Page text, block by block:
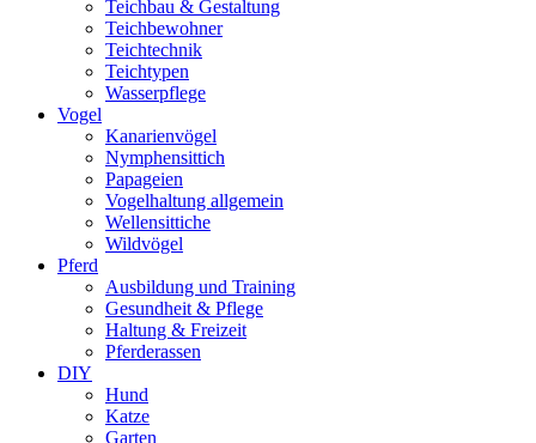
Teichbau & Gestaltung
Teichbewohner
Teichtechnik
Teichtypen
Wasserpflege
Vogel
Kanarienvögel
Nymphensittich
Papageien
Vogelhaltung allgemein
Wellensittiche
Wildvögel
Pferd
Ausbildung und Training
Gesundheit & Pflege
Haltung & Freizeit
Pferderassen
DIY
Hund
Katze
Garten